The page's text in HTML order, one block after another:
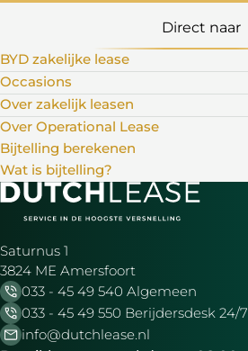
Direct naar
BYD zakelijke lease
Occasions
Over zakelijk leasen
Over Operational Lease
Bijtelling berekenen
Wat is bijtelling?
Saturnus 1
3824 ME Amersfoort
033 - 45 49 540 Algemeen
033 - 45 49 550 Berijdersdesk 24/7
info@dutchlease.nl